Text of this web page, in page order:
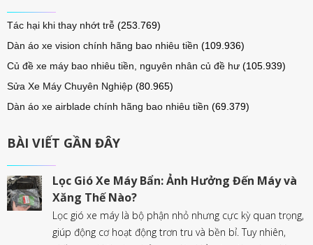
Tác hại khi thay nhớt trễ (253.769)
Dàn áo xe vision chính hãng bao nhiêu tiền (109.936)
Củ đề xe máy bao nhiêu tiền, nguyên nhân củ đề hư (105.939)
Sửa Xe Máy Chuyên Nghiệp (80.965)
Dàn áo xe airblade chính hãng bao nhiêu tiền (69.379)
BÀI VIẾT GẦN ĐÂY
Lọc Gió Xe Máy Bẩn: Ảnh Hưởng Đến Máy và
Xăng Thế Nào?
Lọc gió xe máy là bộ phận nhỏ nhưng cực kỳ quan trọng,
giúp động cơ hoạt động trơn tru và bền bỉ. Tuy nhiên,